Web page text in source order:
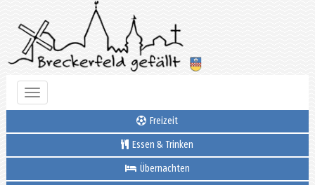
Toggle
navigation
Freizeit
Essen & Trinken
Übernachten